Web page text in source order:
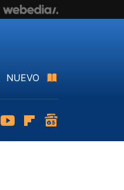
NUEVO
YoutubeFlipboard